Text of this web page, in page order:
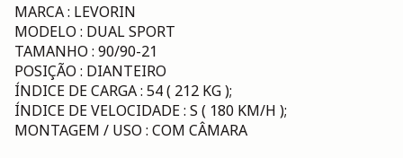
MARCA : LEVORIN
MODELO : DUAL SPORT
TAMANHO : 90/90-21
POSIÇÃO : DIANTEIRO
ÍNDICE DE CARGA : 54 ( 212 KG );
ÍNDICE DE VELOCIDADE : S ( 180 KM/H );
MONTAGEM / USO : COM CÂMARA